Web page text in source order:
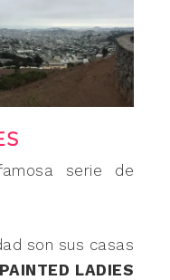
serie de
son sus casas
LADIES